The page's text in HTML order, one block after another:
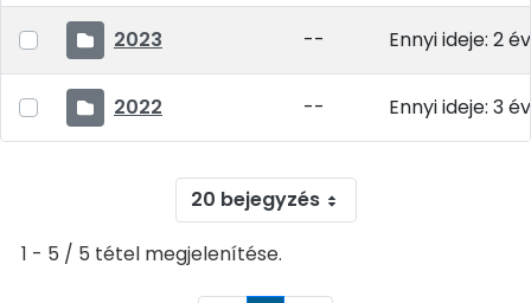
2023 -- Ennyi ideje: 2 év
2022 -- Ennyi ideje: 3 év
20 bejegyzés
1 - 5 / 5 tétel megjelenítése.